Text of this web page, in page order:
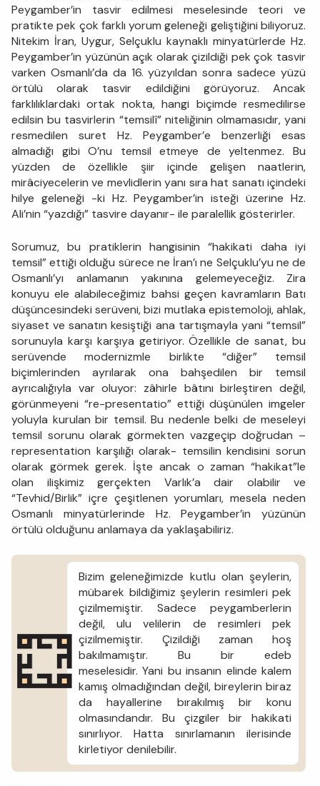
Peygamber’in tasvir edilmesi meselesinde teori ve
pratikte pek çok farklı yorum geleneği geliştiğini biliyoruz.
Nitekim İran, Uygur, Selçuklu kaynaklı minyatürlerde Hz.
Peygamber’in yüzünün açık olarak çizildiği pek çok tasvir
varken Osmanlı’da da 16. yüzyıldan sonra sadece yüzü
örtülü olarak tasvir edildiğini görüyoruz. Ancak
farklılıklardaki ortak nokta, hangi biçimde resmedilirse
edilsin bu tasvirlerin “temsilî” niteliğinin olmamasıdır, yani
resmedilen suret Hz. Peygamber’e benzerliği esas
almadığı gibi O’nu temsil etmeye de yeltenmez. Bu
yüzden de özellikle şiir içinde gelişen naatlerin,
mirâciyecelerin ve mevlidlerin yanı sıra hat sanatı içindeki
hilye geleneği -ki Hz. Peygamber’in isteği üzerine Hz.
Ali’nin “yazdığı” tasvire dayanır- ile paralellik gösterirler.
Sorumuz, bu pratiklerin hangisinin “hakikati daha iyi
temsil” ettiği olduğu sürece ne İran’ı ne Selçuklu’yu ne de
Osmanlı’yı anlamanın yakınına gelemeyeceğiz. Zira
konuyu ele alabileceğimiz bahsi geçen kavramların Batı
düşüncesindeki serüveni, bizi mutlaka epistemoloji, ahlak,
siyaset ve sanatın kesiştiği ana tartışmayla yani “temsil”
sorunuyla karşı karşıya getiriyor. Özellikle de sanat, bu
serüvende modernizmle birlikte “diğer” temsil
biçimlerinden ayrılarak ona bahşedilen bir temsil
ayrıcalığıyla var oluyor: zâhirle bâtını birleştiren değil,
görünmeyeni “re-presentatio” ettiği düşünülen imgeler
yoluyla kurulan bir temsil. Bu nedenle belki de meseleyi
temsil sorunu olarak görmekten vazgeçip doğrudan –
representation karşılığı olarak- temsilin kendisini sorun
olarak görmek gerek. İşte ancak o zaman “hakikat”le
olan ilişkimiz gerçekten Varlık’a dair olabilir ve
“Tevhid/Birlik” içre çeşitlenen yorumları, mesela neden
Osmanlı minyatürlerinde Hz. Peygamber’in yüzünün
örtülü olduğunu anlamaya da yaklaşabiliriz.
Bizim geleneğimizde kutlu olan şeylerin,
mübarek bildiğimiz şeylerin resimleri pek
çizilmemiştir. Sadece peygamberlerin
değil, ulu velilerin de resimleri pek
çizilmemiştir. Çizildiği zaman hoş
bakılmamıştır. Bu bir edeb
meselesidir. Yani bu insanın elinde kalem
kamış olmadığından değil, bireylerin biraz
da hayallerine bırakılmış bir konu
olmasındandır. Bu çizgiler bir hakikati
sınırlıyor. Hatta sınırlamanın ilerisinde
kirletiyor denilebilir.